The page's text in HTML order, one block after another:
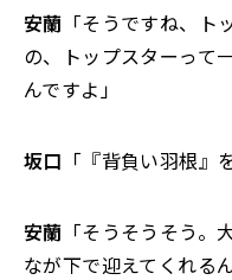
安蘭 「そうですね、
の、トップスターって
んですよ」
坂口 「『背負い羽根』
安蘭 「そうそうそう
なが下で迎えてくれる